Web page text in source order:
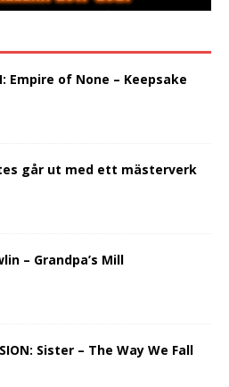
Empire of None – Keepsake
går ut med ett mästerverk
– Grandpa’s Mill
Sister – The Way We Fall